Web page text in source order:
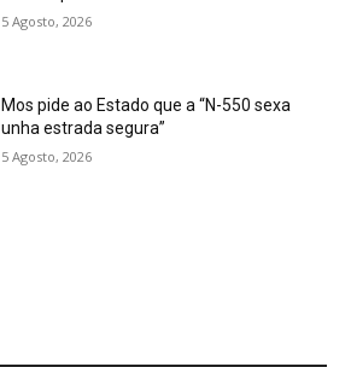
5 Agosto, 2026
Mos pide ao Estado que a “N-550 sexa
unha estrada segura”
5 Agosto, 2026